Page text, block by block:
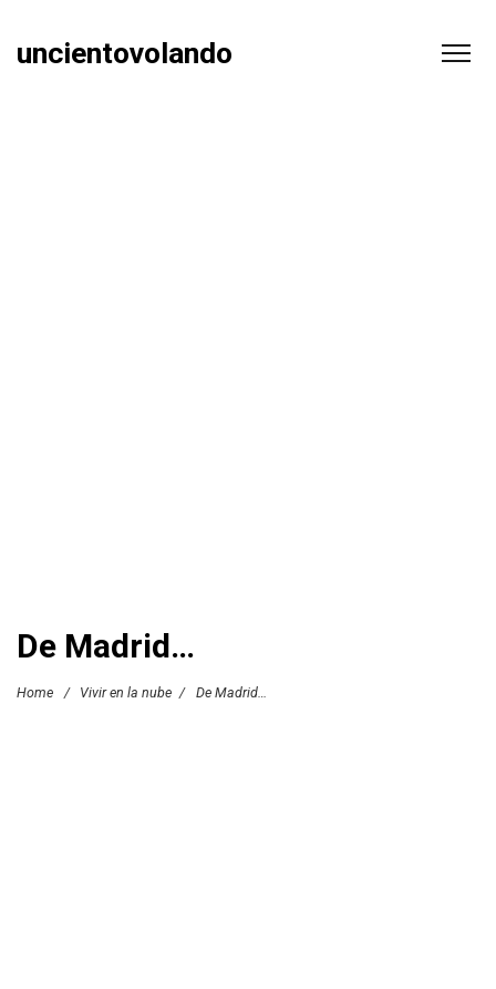
uncientovolando
De Madrid…
Home / Vivir en la nube / De Madrid…